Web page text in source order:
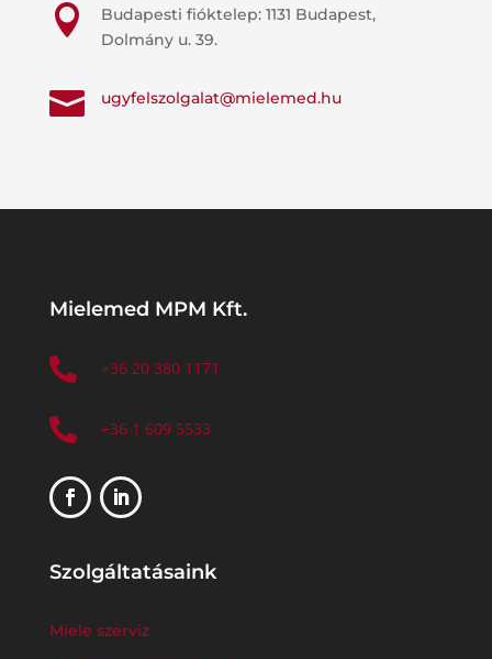

Budapesti fióktelep: 1131 Budapest,
Dolmány u. 39.
 ugyfelszolgalat@mielemed.hu
Mielemed MPM Kft.
 +36 20 380 1171
 +36 1 609 5533
Szolgáltatásaink
Miele szerviz